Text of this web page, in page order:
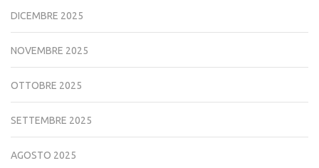
DICEMBRE 2025
NOVEMBRE 2025
OTTOBRE 2025
SETTEMBRE 2025
AGOSTO 2025